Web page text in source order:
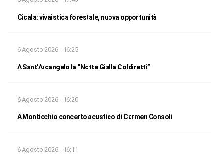
Cicala: vivaistica forestale, nuova opportunità
6 Agosto 2026 - 16:25
A Sant’Arcangelo la “Notte Gialla Coldiretti”
6 Agosto 2026 - 16:20
A Monticchio concerto acustico di Carmen Consoli
6 Agosto 2026 - 16:11